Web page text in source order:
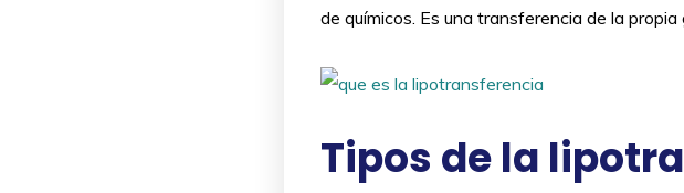
de químicos. Es una transferencia de la
Tipos de la